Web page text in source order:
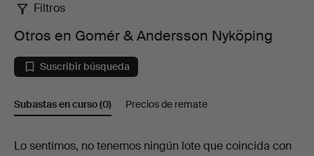
Otros
en
Gomér
&
Filtros
Otros en Gomér & Andersson Nyköping
Suscribir búsqueda
Subastas en curso(0) Precios de remate
Subastas
Lo sentimos, no tenemos ningún lote que coincida con